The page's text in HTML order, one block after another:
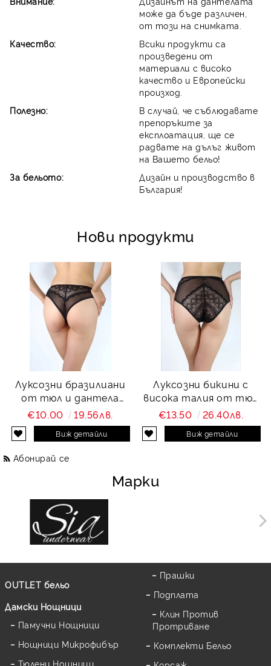
може да бъде различен,
от този на снимката.
Качество:
Всики продукти са
произведени от
материали с високо
качество и Европейски
произход.
Полезно:
В случай, че съблюдавате
препоръките за
експлоатация, ще се
радвате на дълъг живот
на Вашето бельо!
За бельото:
Дизайн и производство в
България!
Нови продукти
Луксозни бразилиани
от тюл и дантела
Charity
€10.00 19.56лв.
Виж детайли
Луксозни бикини с
висока талия от тюл
и дантела Charity
€13.50 26.40лв.
Виж детайли
Абонирай се
Марки
OUTLET бельо
Дамски Нощници
Памучни Нощници
Нощници Микрофибър
Тюлени Нощници
Прашки
Подплата
Клин Против
Протриване
Комплекти Бельо